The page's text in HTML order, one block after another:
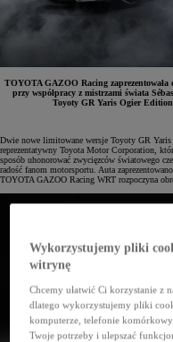
TOYOTA GAZOO Racing zaprezentowała
przy współpracy z mistrzami świata
Toyoty GR Yaris Ogier
Dwie nowe limitowane wersje Toyoty GR
reprezentatywny Toyota Motor Corporation,
sposób uhonorować zwycięzców światowego
radość fanom motorsportu. Auta
TOYOTA GAZOO Racing WRT rozpoczyna
Wykorzystujemy pliki
witrynę
Chcemy ułatwić Ci korzystanie z
dlatego wykorzystujemy pliki
komputerze, telefonie
Twoje potrzeby i ulepszać